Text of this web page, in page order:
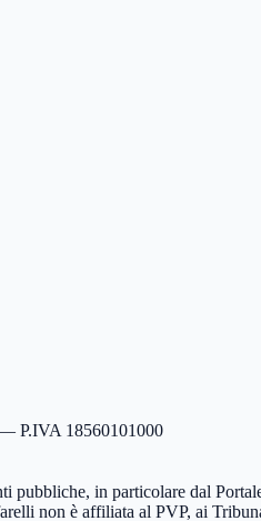
P.IVA 18560101000
in particolare dal
non è affiliata al PVP, ai